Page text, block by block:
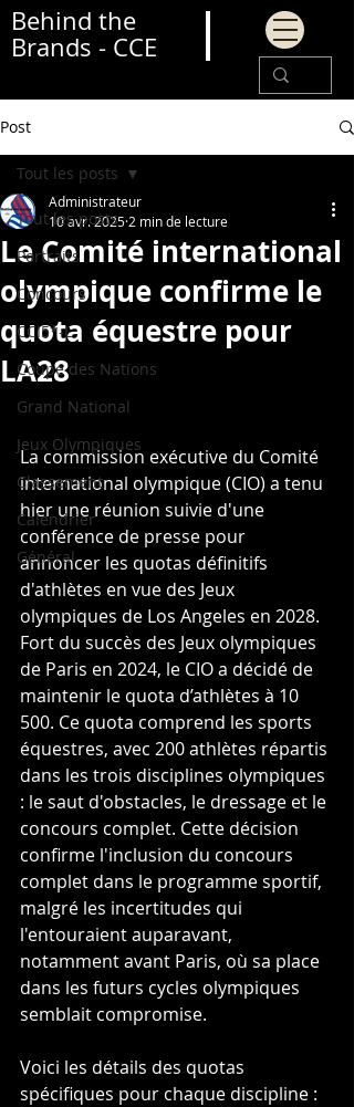
Behind the
Brands - CCE
Post
Tout les posts
Portraits
Concours
CCI5*-L
Coupe des Nations
Grand National
Jeux Olympiques
Classement
Calendrier
Général
Tout les posts
Le Comité international
olympique confirme le
quota équestre pour
LA28
Administrateur
10 avr. 2025 2 min de lecture
La commission exécutive du Comité
international olympique (CIO) a tenu
hier une réunion suivie d'une
conférence de presse pour
annoncer les quotas définitifs
d'athlètes en vue des Jeux
olympiques de Los Angeles en 2028.
Fort du succès des Jeux olympiques
de Paris en 2024, le CIO a décidé de
maintenir le quota d’athlètes à 10
500. Ce quota comprend les sports
équestres, avec 200 athlètes répartis
dans les trois disciplines olympiques
: le saut d'obstacles, le dressage et le
concours complet. Cette décision
confirme l'inclusion du concours
complet dans le programme sportif,
malgré les incertitudes qui
l'entouraient auparavant,
notamment avant Paris, où sa place
dans les futurs cycles olympiques
semblait compromise.
Voici les détails des quotas
spécifiques pour chaque discipline :